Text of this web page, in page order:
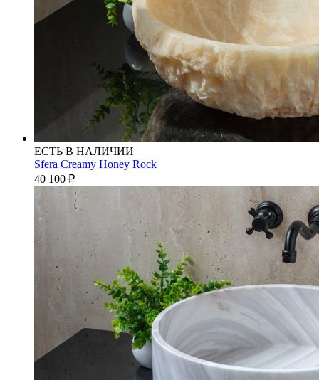
ЕСТЬ В НАЛИЧИИ
Sfera Creamy Honey Rock
40 100 ₽